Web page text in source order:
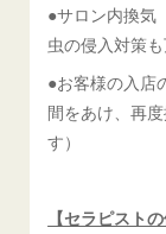
●サロン内換気
虫の侵入対策も
●お客様の入店
間をあけ、再
す）
【セラピスト